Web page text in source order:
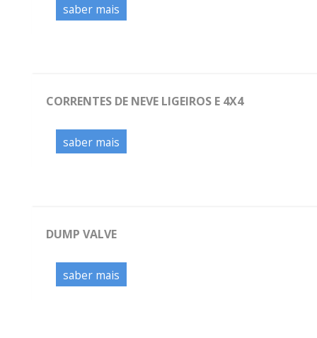
saber mais
CORRENTES DE NEVE LIGEIROS E 4X4
saber mais
DUMP VALVE
saber mais